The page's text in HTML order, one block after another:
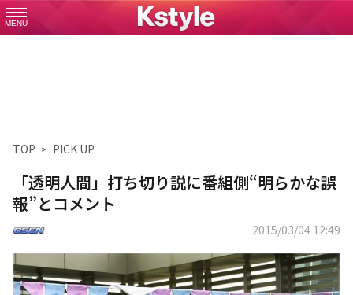
MENU
TOP PICK UP
「透明人間」打ち切り説に番組側“明らかな誤
報”とコメント
2015/03/04 12:49